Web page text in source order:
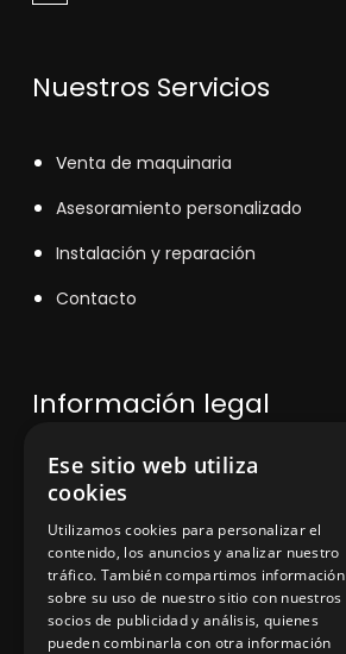
Nuestros Servicios
Venta de maquinaria
Asesoramiento personalizado
Instalación y reparación
Contacto
Información legal
Política de privacidad
Aviso legal
App Zine Hostelería
Ese sitio web utiliza
cookies
Utilizamos cookies para personalizar el
contenido, los anuncios y analizar nuestro
tráfico. También compartimos información
sobre su uso de nuestro sitio con nuestros
socios de publicidad y análisis, quienes
pueden combinarla con otra información